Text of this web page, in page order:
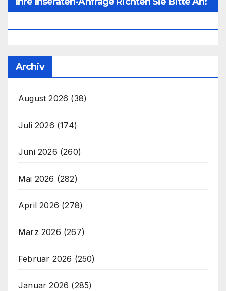
Archiv
August 2026 (38)
Juli 2026 (174)
Juni 2026 (260)
Mai 2026 (282)
April 2026 (278)
März 2026 (267)
Februar 2026 (250)
Januar 2026 (285)